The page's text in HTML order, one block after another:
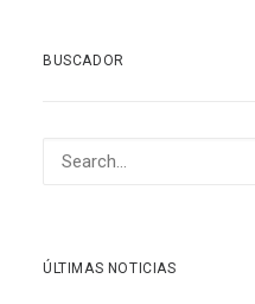
BUSCADOR
ÚLTIMAS NOTICIAS